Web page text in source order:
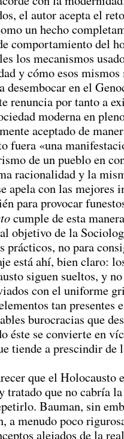
el autor acepta el
un hecho
comportamiento del
los mecanismos
y cómo esos
desembocar en el
renuncia por tanto a
moderna en
aceptado de
fuera «una
de un pueblo en
racionalidad y la
apela con las mejores
para provocar
cumple de esta
objetivo de la
prácticos, no para
está ahí, bien claro:
siguen sueltos, y
con el uniforme
tan presentes
burocracias que
éste se convierte en
tiende a prescindir de
que el Holocausto
tratado que no cabría
Bauman, sin
a menudo poco
alejados de la